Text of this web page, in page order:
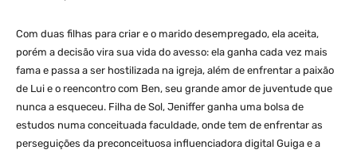
Com duas filhas para criar e o marido desempregado, ela aceita,
porém a decisão vira sua vida do avesso: ela ganha cada vez mais
fama e passa a ser hostilizada na igreja, além de enfrentar a paixão
de Lui e o reencontro com Ben, seu grande amor de juventude que
nunca a esqueceu. Filha de Sol, Jeniffer ganha uma bolsa de
estudos numa conceituada faculdade, onde tem de enfrentar as
perseguições da preconceituosa influenciadora digital Guiga e a